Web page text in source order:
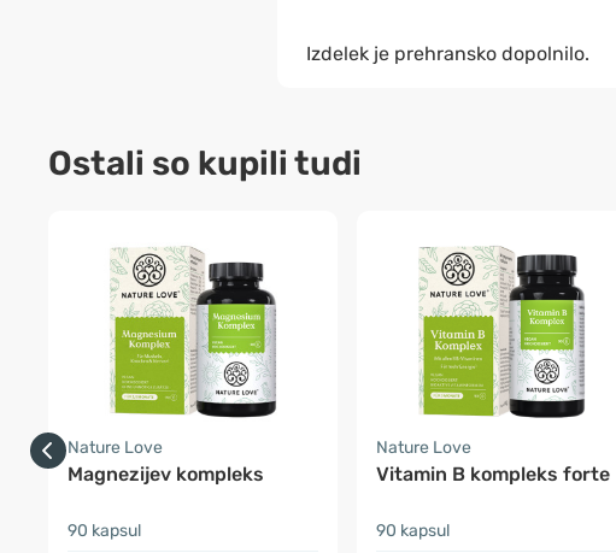
Izdelek je prehransko dopolnilo.
Ostali so kupili tudi
Nature Love
Magnezijev kompleks
90 kapsul
Nature Love
Vitamin B kompleks forte
90 kapsul